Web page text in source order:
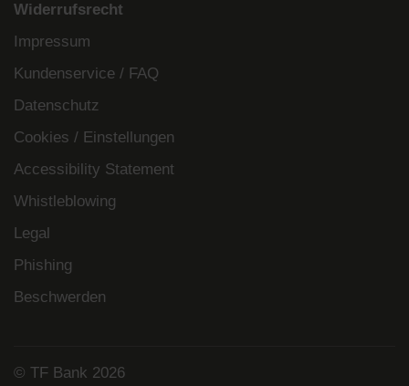
Widerrufsrecht
Impressum
Kundenservice / FAQ
Datenschutz
Cookies / Einstellungen
Accessibility Statement
Whistleblowing
Legal
Phishing
Beschwerden
© TF Bank 2026